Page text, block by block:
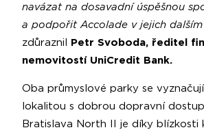
navázat na dosavadní úspěšnou
a podpořit Accolade v jejich
zdůraznil Petr Svoboda, ředitel
nemovitostí UniCredit Bank.
Oba průmyslové parky se
lokalitou s dobrou dopravní
Bratislava North II je díky blízkosti